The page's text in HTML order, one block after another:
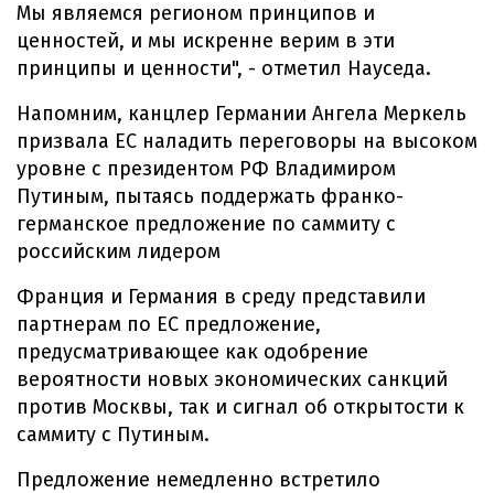
Мы являемся регионом принципов и
ценностей, и мы искренне верим в эти
принципы и ценности", - отметил Науседа.
Напомним, канцлер Германии Ангела Меркель
призвала ЕС наладить переговоры на высоком
уровне с президентом РФ Владимиром
Путиным, пытаясь поддержать франко-
германское предложение по саммиту с
российским лидером
Франция и Германия в среду представили
партнерам по ЕС предложение,
предусматривающее как одобрение
вероятности новых экономических санкций
против Москвы, так и сигнал об открытости к
саммиту с Путиным.
Предложение немедленно встретило